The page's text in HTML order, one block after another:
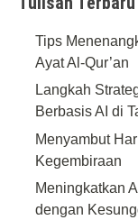
Tips
Ayat Al-Qur’an
Langkah
Berbasis AI di
Menyambut
Kegembiraan
Meningkatkan
dengan